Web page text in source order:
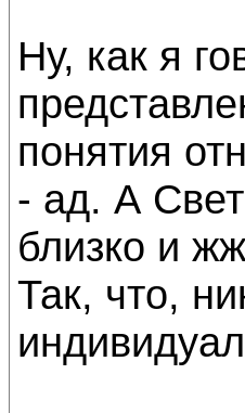
Ну, как я
понятия
- ад. А
близко и
Так, что,